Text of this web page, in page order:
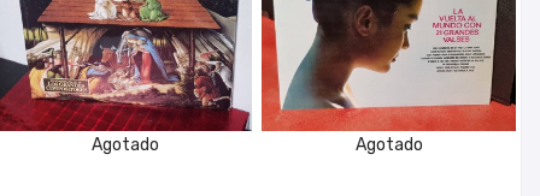
Agotado Agotado